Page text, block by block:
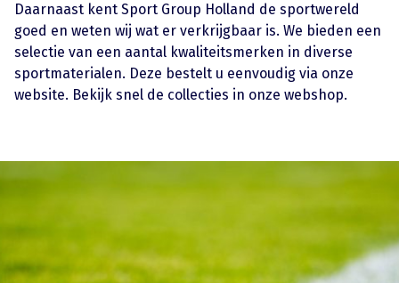
Daarnaast kent Sport Group Holland de sportwereld
goed en weten wij wat er verkrijgbaar is. We bieden een
selectie van een aantal kwaliteitsmerken in diverse
sportmaterialen. Deze bestelt u eenvoudig via onze
website. Bekijk snel de collecties in onze webshop.